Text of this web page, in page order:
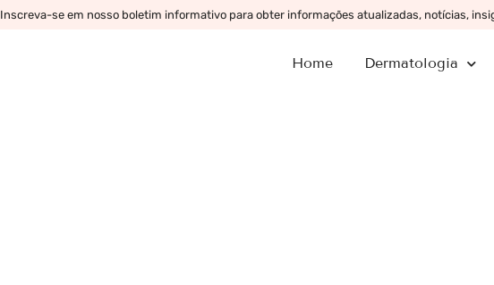
Inscreva-se em nosso boletim informativo para obter informações atualizadas, notícias,
Home Dermatologia